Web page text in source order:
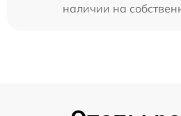
наличии на